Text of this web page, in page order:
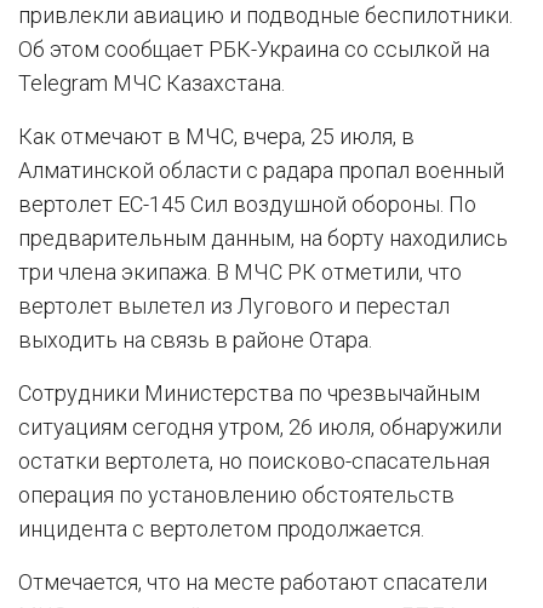
привлекли авиацию и подводные беспилотники.
Об этом сообщает РБК-Украина со ссылкой на
Telegram МЧС Казахстана.
Как отмечают в МЧС, вчера, 25 июля, в
Алматинской области с радара пропал военный
вертолет EC-145 Сил воздушной обороны. По
предварительным данным, на борту находились
три члена экипажа. В МЧС РК отметили, что
вертолет вылетел из Лугового и перестал
выходить на связь в районе Отара.
Сотрудники Министерства по чрезвычайным
ситуациям сегодня утром, 26 июля, обнаружили
остатки вертолета, но поисково-спасательная
операция по установлению обстоятельств
инцидента с вертолетом продолжается.
Отмечается, что на месте работают спасатели